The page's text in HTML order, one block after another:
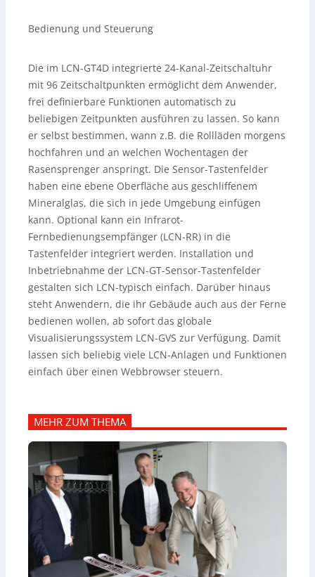
Bedienung und Steuerung
Die im LCN-GT4D integrierte 24-Kanal-Zeitschaltuhr
mit 96 Zeitschaltpunkten ermöglicht dem Anwender,
frei definierbare Funktionen automatisch zu
beliebigen Zeitpunkten ausführen zu lassen. So kann
er selbst bestimmen, wann z.B. die Rollläden morgens
hochfahren und an welchen Wochentagen der
Rasensprenger anspringt. Die Sensor-Tastenfelder
haben eine ebene Oberfläche aus geschliffenem
Mineralglas, die sich in jede Umgebung einfügen
kann. Optional kann ein Infrarot-
Fernbedienungsempfänger (LCN-RR) in die
Tastenfelder integriert werden. Installation und
Inbetriebnahme der LCN-GT-Sensor-Tastenfelder
gestalten sich LCN-typisch einfach. Darüber hinaus
steht Anwendern, die ihr Gebäude auch aus der Ferne
bedienen wollen, ab sofort das globale
Visualisierungssystem LCN-GVS zur Verfügung. Damit
lassen sich beliebig viele LCN-Anlagen und Funktionen
einfach über einen Webbrowser steuern.
MEHR ZUM THEMA